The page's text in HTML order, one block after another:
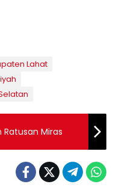
Lahat
Ratusan Miras